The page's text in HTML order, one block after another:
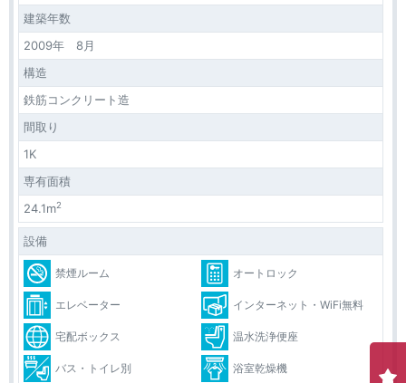
建築年数
2009年 8月
構造
鉄筋コンクリート造
間取り
1K
専有面積
24.1m2
設備
禁煙ルーム オートロック
エレベーター インターネット・WiFi無料
宅配ボックス 温水洗浄便座
バス・トイレ別 浴室乾燥機